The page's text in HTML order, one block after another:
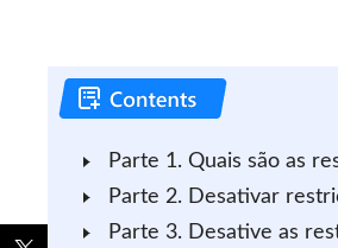
Parte 1. Quais são as
Parte 2. Desativar
Parte 3. Desative as